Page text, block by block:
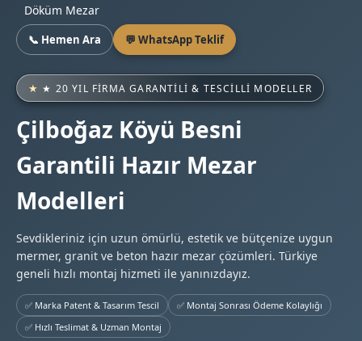
Döküm Mezar
📞 Hemen Ara 💬 WhatsApp Teklif
★ 20 YIL FIRMA GARANTILI & TESCILLI MODELLER
Çilboğaz Köyü Besni
Garantili Hazır Mezar
Modelleri
Sevdikleriniz için uzun ömürlü, estetik ve bütçenize uygun
mermer, granit ve beton hazır mezar çözümleri. Türkiye
geneli hızlı montaj hizmeti ile yanınızdayız.
✅ Marka Patent & Tasarım Tescil
✅ Montaj Sonrası Ödeme Kolaylığı
✅ Hızlı Teslimat & Uzman Montaj